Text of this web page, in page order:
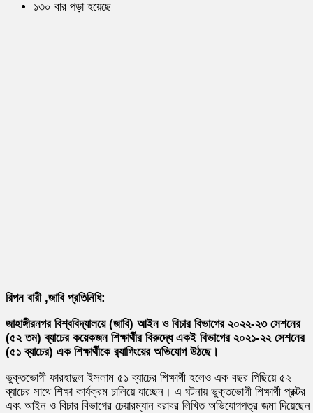
১৩০ বার পড়া হয়েছে
রিপন বারী ,জাবি প্রতিনিধি:
জাহাঙ্গীরনগর বিশ্ববিদ্যালয়ে (জাবি) আইন ও বিচার বিভাগের ২০২২-২৩ সেশনের
(৫২ তম) ব্যাচের কয়েকজন শিক্ষার্থীর বিরুদ্ধে একই বিভাগের ২০২১-২২ সেশনের
(৫১ ব্যাচের) এক শিক্ষার্থীকে র‍্যাগিংয়ের অভিযোগ উঠছে।
ভুক্তভোগী ফারহাদুল ইসলাম ৫১ ব্যাচের শিক্ষার্থী হলেও এক বছর পিছিয়ে ৫২
ব্যাচের সাথে শিক্ষা কার্যক্রম চালিয়ে যাচ্ছেন। এ ঘটনায় ভুক্তভোগী শিক্ষার্থী প্রক্টর
এবং আইন ও বিচার বিভাগের চেয়ারম্যান বরাবর লিখিত অভিযোগপত্র জমা